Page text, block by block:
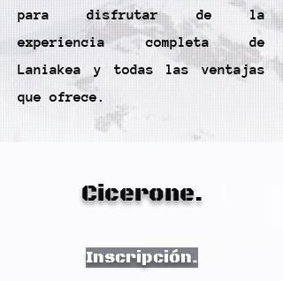
para disfrutar de la
experiencia completa de
Laniakea y todas las ventajas
que ofrece.
Cicerone.
Inscripción.